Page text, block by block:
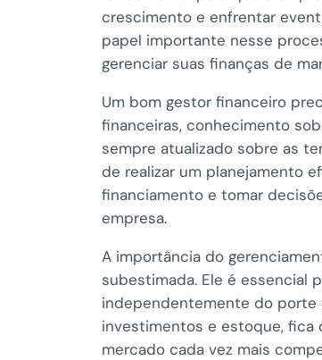
crescimento e enfrentar
papel importante nesse
gerenciar suas finanças de
Um bom gestor financeiro
financeiras, conhecimento
sempre atualizado sobre as
de realizar um planejamento
financiamento e tomar
empresa.
A importância do
subestimada. Ele é essencial
independentemente do porte
investimentos e estoque, fica
mercado cada vez mais